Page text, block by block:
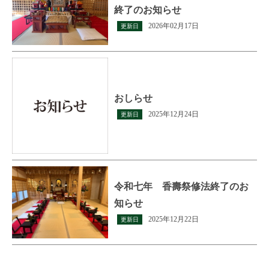
終了のお知らせ
更新日 2026年02月17日
おしらせ
更新日 2025年12月24日
令和七年 香壽祭修法終了のお
知らせ
更新日 2025年12月22日